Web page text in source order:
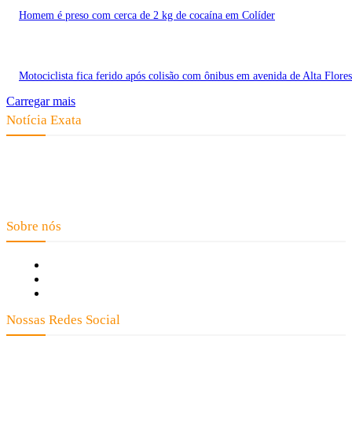
Homem é preso com cerca de 2 kg de cocaína em Colíder
Motociclista fica ferido após colisão com ônibus em avenida de Alta
Carregar mais
Notícia Exata
Sobre nós
Nossas Redes Social